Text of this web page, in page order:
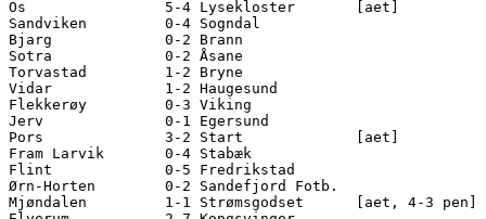
Os                5-4 Lysekloster       [aet]
Sandviken         0-4 Sogndal
Bjarg             0-2 Brann
Sotra             0-2 Åsane
Torvastad         1-2 Bryne
Vidar             1-2 Haugesund
Flekkerøy         0-3 Viking
Jerv              0-1 Egersund
Pors              3-2 Start             [aet]
Fram Larvik       0-4 Stabæk
Flint             0-5 Fredrikstad
Ørn-Horten        0-2 Sandefjord Fotb.
Mjøndalen         1-1 Strømsgodset      [aet, 4-3 pen]